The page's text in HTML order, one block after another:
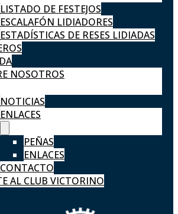
LISTADO DE FESTEJOS
ESCALAFÓN LIDIADORES
ESTADÍSTICAS DE RESES LIDIADAS
NOSOTROS
NOTICIAS
ENLACES
PEÑAS
ENLACES
CONTACTO
AL CLUB VICTORINO